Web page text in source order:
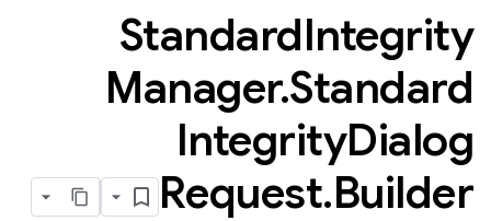
StandardIntegrity
Manager.Standard
IntegrityDialog
Request.Builder